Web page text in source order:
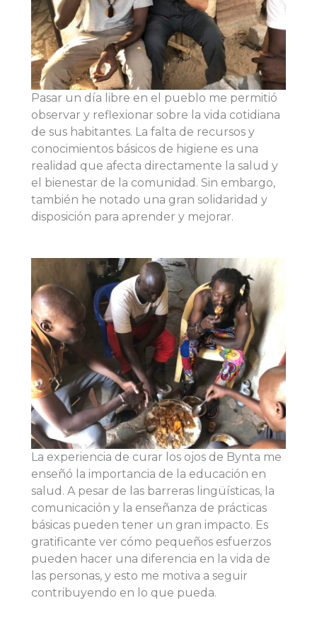
Pasar un día libre en el pueblo me permitió
observar y reflexionar sobre la vida cotidiana
de sus habitantes. La falta de recursos y
conocimientos básicos de higiene es una
realidad que afecta directamente la salud y
el bienestar de la comunidad. Sin embargo,
también he notado una gran solidaridad y
disposición para aprender y mejorar.
La experiencia de curar los ojos de Bynta me
enseñó la importancia de la educación en
salud. A pesar de las barreras lingüísticas, la
comunicación y la enseñanza de prácticas
básicas pueden tener un gran impacto. Es
gratificante ver cómo pequeños esfuerzos
pueden hacer una diferencia en la vida de
las personas, y esto me motiva a seguir
contribuyendo en lo que pueda.